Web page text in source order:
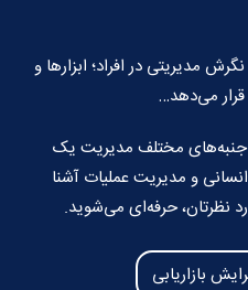
مدیریتی در افراد؛ ابزارها و
قرار می‌دهد…
جنبه‌های مختلف مدیریت یک
و مدیریت عملیات آشنا
نظرتان، حرفه‌ای می‌شوید.
بازاریابی